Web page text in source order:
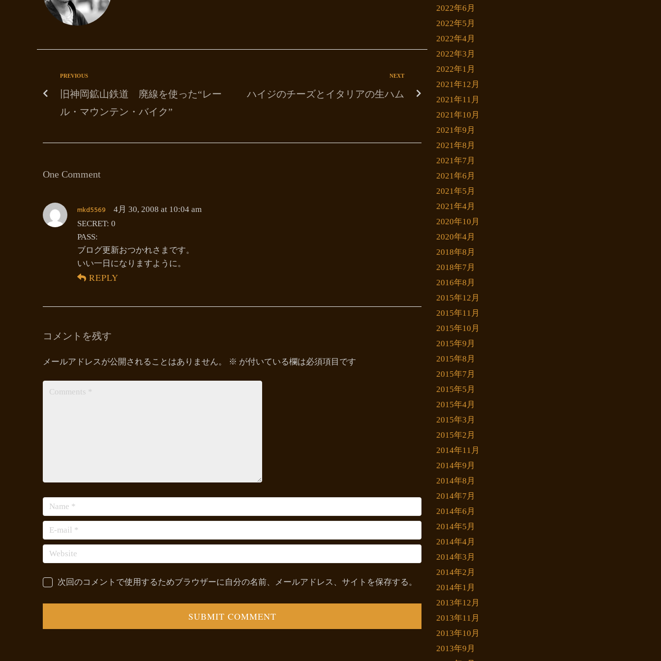
PREVIOUS
旧神岡鉱山鉄道 廃線を使った“レー
ル・マウンテン・バイク”
NEXT
ハイジのチーズとイタリアの生ハム
One Comment
mkd5569
4月 30, 2008 at 10:04 am
SECRET: 0
PASS:
ブログ更新おつかれさまです。
いい一日になりますように。
REPLY
コメントを残す
メールアドレスが公開されることはありません。 ※ が付いている欄は必須項目です
次回のコメントで使用するためブラウザーに自分の名前、メールアドレス、サイトを保存する。
2022年6月
2022年5月
2022年4月
2022年3月
2022年1月
2021年12月
2021年11月
2021年10月
2021年9月
2021年8月
2021年7月
2021年6月
2021年5月
2021年4月
2020年10月
2020年4月
2018年8月
2018年7月
2016年8月
2015年12月
2015年11月
2015年10月
2015年9月
2015年8月
2015年7月
2015年5月
2015年4月
2015年3月
2015年2月
2014年11月
2014年9月
2014年8月
2014年7月
2014年6月
2014年5月
2014年4月
2014年3月
2014年2月
2014年1月
2013年12月
2013年11月
2013年10月
2013年9月